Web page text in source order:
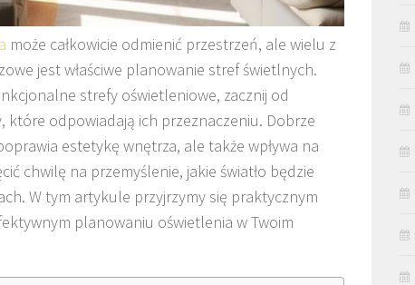
może całkowicie odmienić przestrzeń, ale wielu z
jest właściwe planowanie stref świetlnych.
strefy oświetleniowe, zacznij od
które odpowiadają ich przeznaczeniu. Dobrze
estetykę wnętrza, ale także wpływa na
chwilę na przemyślenie, jakie światło będzie
W tym artykule przyjrzymy się praktycznym
planowaniu oświetlenia w Twoim